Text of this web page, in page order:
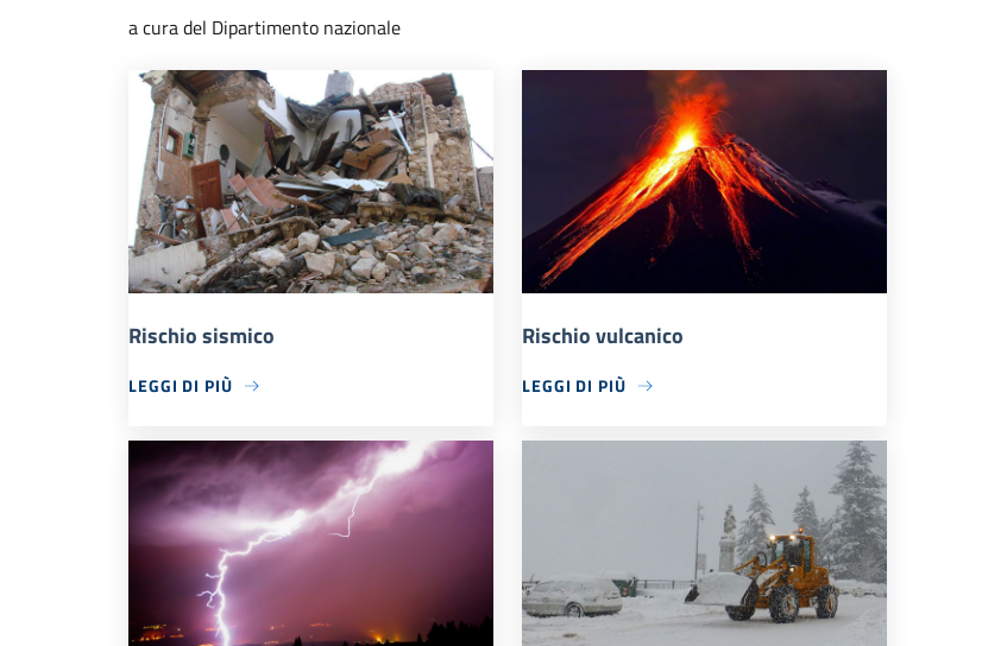
a cura del Dipartimento nazionale
Rischio sismico
LEGGI DI PIÙ
Rischio vulcanico
LEGGI DI PIÙ